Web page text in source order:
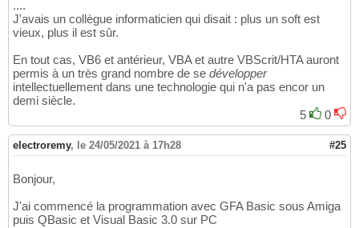
....
J'avais un collègue informaticien qui disait : plus un soft est
vieux, plus il est sûr.
En tout cas, VB6 et antérieur, VBA et autre VBScrit/HTA auront
permis à un très grand nombre de se développer
intellectuellement dans une technologie qui n'a pas encor un
demi siècle.
5
0
electroremy, le 24/05/2021 à 17h28 #25
Bonjour,
J'ai commencé la programmation avec GFA Basic sous Amiga
puis QBasic et Visual Basic 3.0 sur PC